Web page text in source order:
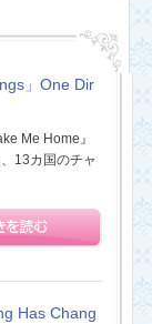
」One Dir
Me Home』
13カ国のチャ
Has Chang